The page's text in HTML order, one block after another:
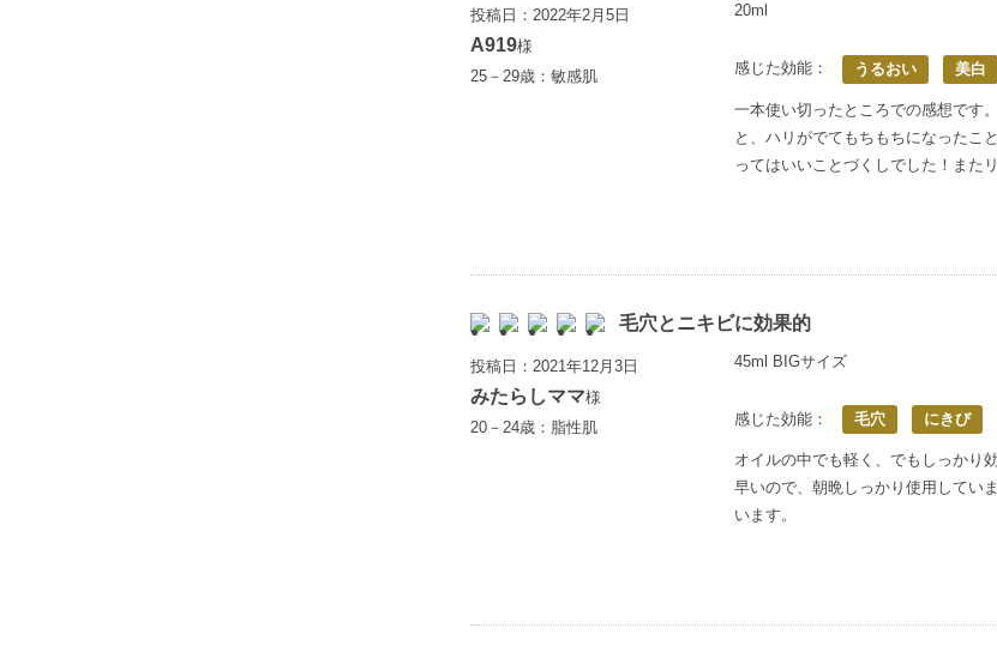
投稿日：2022年2月5日
A919様
25－29歳：敏感肌
20ml
感じた効能： うるおい 美白
一本使い切ったところでの感想です
と、ハリがでてもちもちになったこ
ってはいいことづくしでした！また
毛穴とニキビに効果的
投稿日：2021年12月3日
みたらしママ様
20－24歳：脂性肌
45ml BIGサイズ
感じた効能： 毛穴 にきび
オイルの中でも軽く、でもしっかり
早いので、朝晩しっかり使用してい
います。